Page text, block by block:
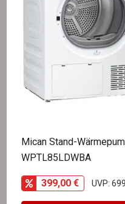
Mican Stand-
WPTL85LDWBA
399,00 € UVP: